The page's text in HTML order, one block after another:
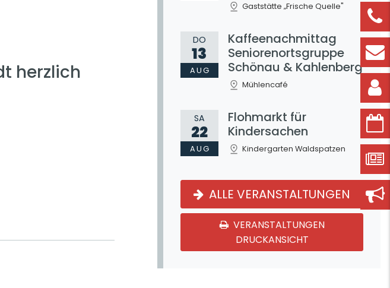
herzlich
Gaststätte „Frische Quelle"
DO
13
AUG
Kaffeenachmittag
Seniorenortsgruppe
Schönau & Kahlenberg
Mühlencafé
SA
22
AUG
Flohmarkt für
Kindersachen
Kindergarten Waldspatzen
ALLE VERANSTALTUNGEN
VERANSTALTUNGEN
DRUCKANSICHT